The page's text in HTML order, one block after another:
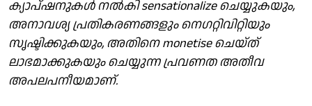
ക്യാപ്ഷനുകൾ നൽകി sensationalize ചെയ്യുകയും,
അനാവശ്യ പ്രതികരണങ്ങളും നെഗറ്റിവിറ്റിയും
സൃഷ്ടിക്കുകയും, അതിനെ monetise ചെയ്ത്
ലാഭമാക്കുകയും ചെയ്യുന്ന പ്രവണത അതീവ
അപലപനീയമാണ്.